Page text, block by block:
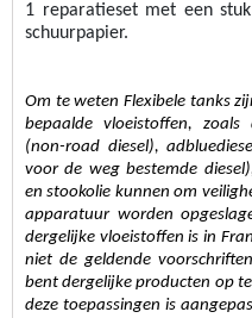
1 reparatieset met een
schuurpapier.
Om te weten Flexibele tanks
bepaalde vloeistoffen, zoals
(non-road diesel), adblue
voor de weg bestemde
en stookolie kunnen om
apparatuur worden
dergelijke vloeistoffen is in
niet de geldende
bent dergelijke producten op
deze toepassingen is